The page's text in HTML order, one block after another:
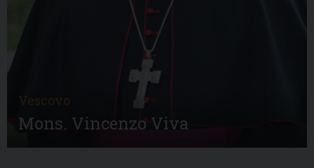
Vescovo
Mons. Vincenzo Viva